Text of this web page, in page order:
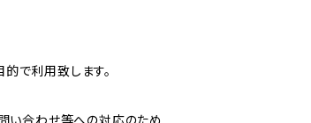
で利用致します。
問い合わせ等への対応のため